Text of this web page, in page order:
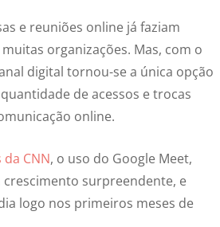
e reuniões online já faziam
organizações. Mas, com o
digital tornou-se a única opção
de acessos e trocas
online.
CNN, o uso do Google Meet,
surpreendente, e
logo nos primeiros meses de